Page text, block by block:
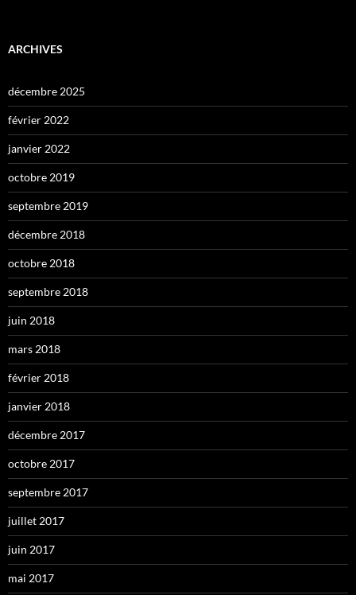
ARCHIVES
décembre 2025
février 2022
janvier 2022
octobre 2019
septembre 2019
décembre 2018
octobre 2018
septembre 2018
juin 2018
mars 2018
février 2018
janvier 2018
décembre 2017
octobre 2017
septembre 2017
juillet 2017
juin 2017
mai 2017